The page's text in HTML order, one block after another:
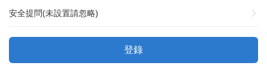
安全提問(未設置請忽略)
登錄